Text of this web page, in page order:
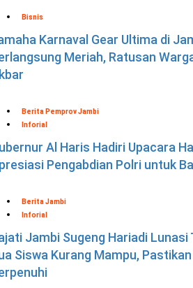
Bisnis
Karnaval Gear Ultima di
Meriah, Ratusan
Berita Pemprov Jambi
Inforial
Al Haris Hadiri Upacara
Pengabdian Polri untuk
Berita Jambi
Inforial
Jambi Sugeng Hariadi Lunasi
Siswa Kurang Mampu,